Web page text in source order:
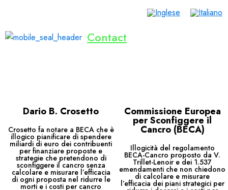
Contact
Dario B. Crosetto
Crosetto fa notare a BECA che è
illogico pianificare di spendere
miliardi di euro dei contribuenti
per finanziare proposte e
strategie che pretendono di
sconfiggere il cancro senza
calcolare e misurare l’efficacia
di ogni proposta nel ridurre le
morti e i costi per cancro
Commissione Europea
per Sconfiggere il
Cancro (BECA)
Illogicità del regolamento
BECA-Cancro proposto da V.
Trillet-Lenoir e dei 1.537
emendamenti che non chiedono
di calcolare e misurare
l’efficacia dei piani strategici per